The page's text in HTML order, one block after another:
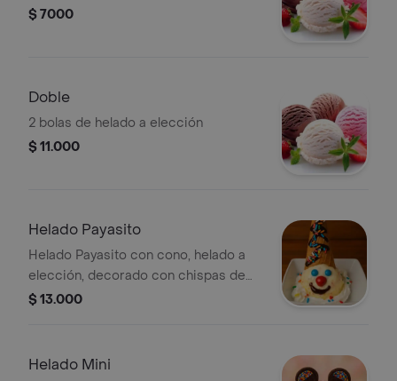
$ 7000
Doble
2 bolas de helado a elección
$ 11.000
Helado Payasito
Helado Payasito con cono, helado a
elección, decorado con chispas de
colores, crema batida y caramelo.
$ 13.000
Helado Mini